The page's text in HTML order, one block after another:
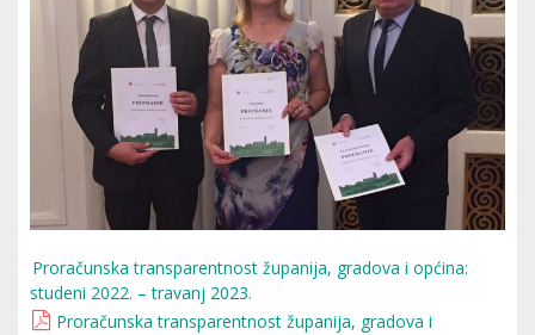
Proračunska transparentnost županija, gradova i općina:
studeni 2022. – travanj 2023.
Proračunska transparentnost županija, gradova i